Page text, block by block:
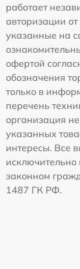
работает
авторизации
указанные на
офертой
обозначения
только в
перечень
организация
указанных
интересы. Все
исключительно
законном
1487 ГК РФ.